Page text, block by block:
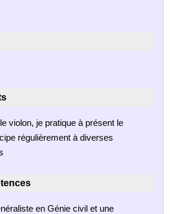
violon, je pratique à présent le
régulièrement à diverses
en Génie civil et une